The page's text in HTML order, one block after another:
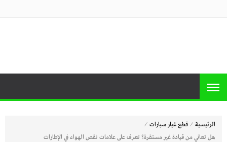
هوم
الرئيسية ⁄ قطع غيار سيارات ⁄
هل تعاني من قيادة غير مستقرة؟ تعرف على علامات نقص الهواء في الإطارات